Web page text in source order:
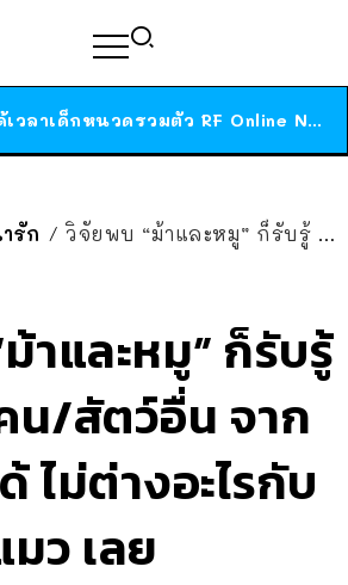
ร้านอาหารในนิวยอร์กประกาศปิดตัวลง หลังอยู่มานานกว่า 45 ปี ติดป้ายขอบคุณลูกค้าทุกคน แถมสูตรทำไวท์ซอสให้แบบจัดเต็ม
รัก / วิจัยพบ “ม้าและหมู” ก็รับรู้ อารมณ์ คน/สัตว์อื่น จากน้ำเสียงได้ ไม่ต่างอะไรกับ สุนัขและแมว เลย
าและหมู” ก็รับรู้
/สัตว์อื่น จาก
ไม่ต่างอะไรกับ
ว เลย